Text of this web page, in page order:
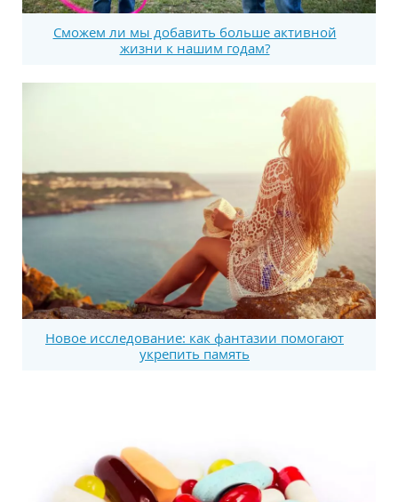
Сможем ли мы добавить больше активной
жизни к нашим годам?
Новое исследование: как фантазии помогают
укрепить память